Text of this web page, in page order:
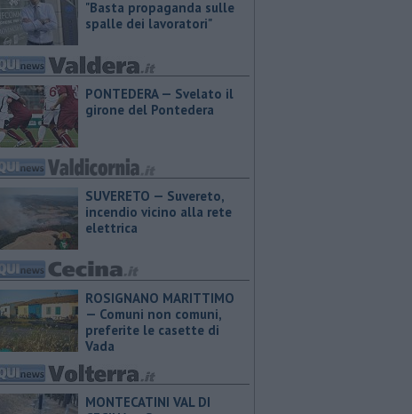
"Basta propaganda sulle
spalle dei lavoratori"
PONTEDERA — Svelato il
girone del Pontedera
SUVERETO — Suvereto,
incendio vicino alla rete
elettrica
ROSIGNANO MARITTIMO
— Comuni non comuni,
preferite le casette di
Vada
MONTECATINI VAL DI